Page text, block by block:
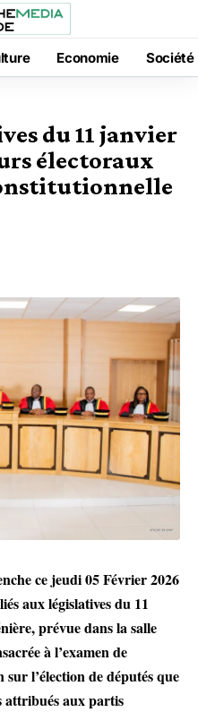
Economie Société
du 11 janvier
électoraux
ce jeudi 05 Février 2026
aux législatives du 11
prévue dans la salle
à l’examen de
l’élection de députés que
attribués aux partis